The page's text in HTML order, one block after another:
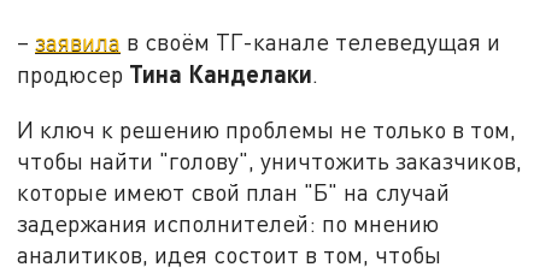
–заявила в своём ТГ-канале телеведущая и
продюсер Тина Канделаки.
И ключ к решению проблемы не только в том,
чтобы найти "голову", уничтожить заказчиков,
которые имеют свой план "Б" на случай
задержания исполнителей: по мнению
аналитиков, идея состоит в том, чтобы